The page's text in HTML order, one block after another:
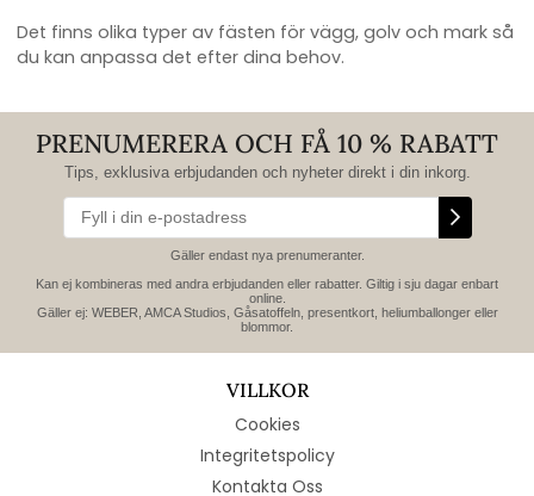
Det finns olika typer av fästen för vägg, golv och mark så
du kan anpassa det efter dina behov.
PRENUMERERA OCH FÅ 10 % RABATT
Tips, exklusiva erbjudanden och nyheter direkt i din inkorg.
Gäller endast nya prenumeranter.
Kan ej kombineras med andra erbjudanden eller rabatter. Giltig i sju dagar enbart
online.
Gäller ej: WEBER, AMCA Studios, Gåsatoffeln, presentkort, heliumballonger eller
blommor.
VILLKOR
Cookies
Integritetspolicy
Kontakta Oss